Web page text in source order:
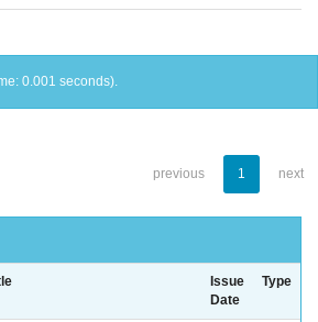
0.001 seconds).
previous 1 next
Issue
Date
Type